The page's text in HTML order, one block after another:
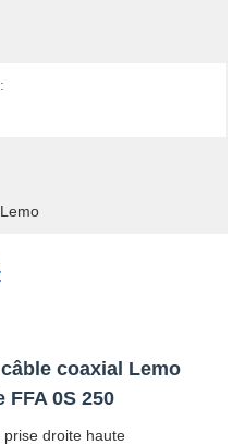
coaxial Lemo
0S 250
droite haute